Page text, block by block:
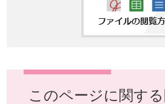
このページに関す